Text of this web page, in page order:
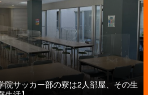
院サッカー部の寮は2人部屋、その生